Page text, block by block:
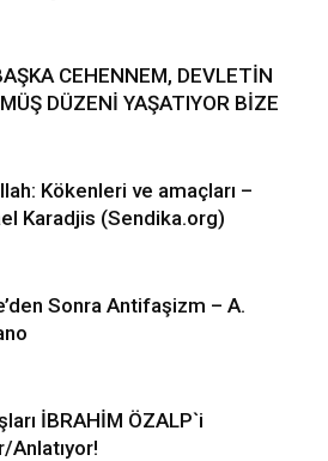
CEHENNEM, DEVLETİN
DÜZENİ YAŞATIYOR BİZE
Kökenleri ve amaçları –
Karadjis (Sendika.org)
Sonra Antifaşizm – A.
İBRAHİM ÖZALP`i
Anlatıyor!